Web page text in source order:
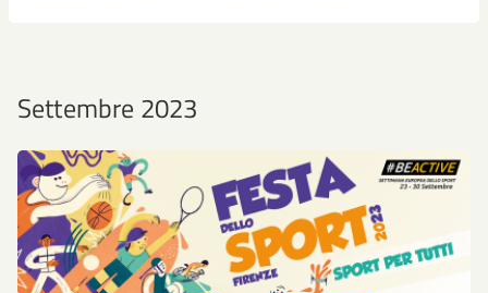
Settembre 2023